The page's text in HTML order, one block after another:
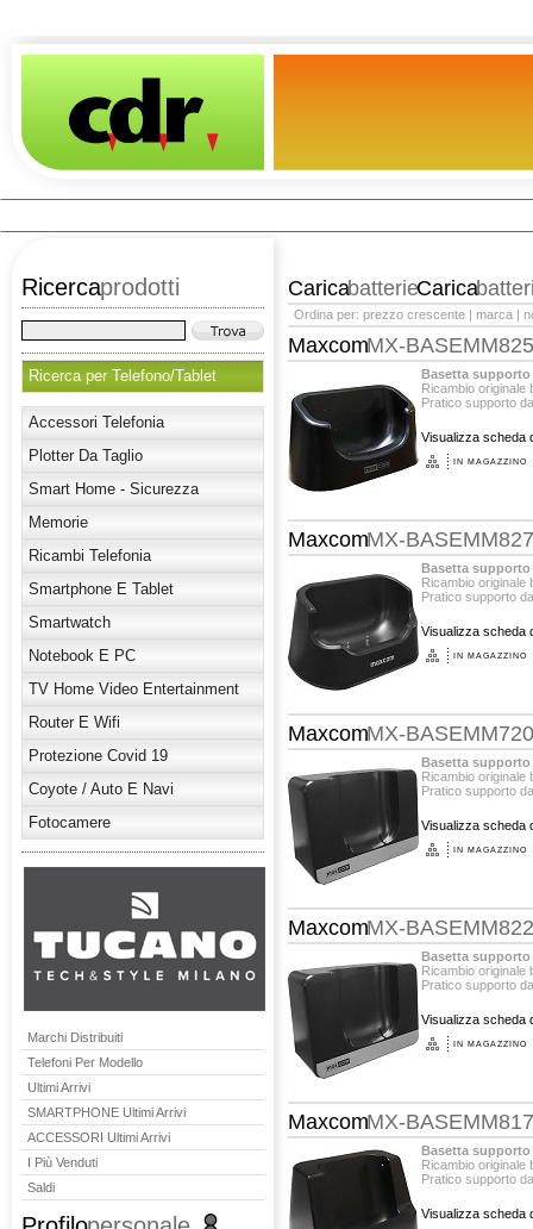
Ricercaprodotti
Ricerca per Telefono/Tablet
Accessori Telefonia
Plotter Da Taglio
Smart Home - Sicurezza
Memorie
Ricambi Telefonia
Smartphone E Tablet
Smartwatch
Notebook E PC
TV Home Video Entertainment
Router E Wifi
Protezione Covid 19
Coyote / Auto E Navi
Fotocamere
Marchi Distribuiti
Telefoni Per Modello
Ultimi Arrivi
SMARTPHONE Ultimi Arrivi
ACCESSORI Ultimi Arrivi
I Più Venduti
Saldi
CaricabatterieCarica
Ordina per: prezzo crescente | marca |
MaxcomMX-BASEMM825
Basetta supporto
Ricambio
Pratico supporto
Visualizza scheda
IN MAGAZZINO
MaxcomMX-BASEMM827
Basetta supporto
Ricambio
Pratico supporto
Visualizza scheda
IN MAGAZZINO
MaxcomMX-BASEMM720
Basetta supporto
Ricambio
Pratico supporto
Visualizza scheda
IN MAGAZZINO
MaxcomMX-BASEMM822
Basetta supporto
Ricambio
Pratico supporto
Visualizza scheda
IN MAGAZZINO
MaxcomMX-BASEMM817
Basetta supporto
Ricambio
Pratico supporto
Visualizza scheda